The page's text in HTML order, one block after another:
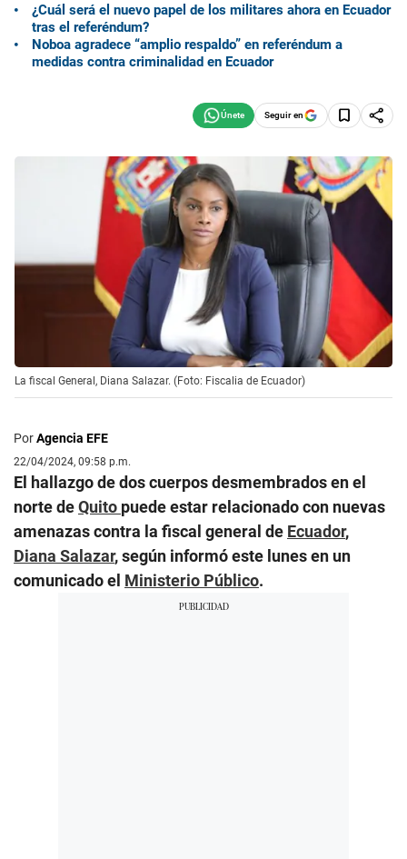
¿Cuál será el nuevo papel de los militares ahora en Ecuador
tras el referéndum?
Noboa agradece “amplio respaldo” en referéndum a
medidas contra criminalidad en Ecuador
Seguir en
La fiscal General, Diana Salazar. (Foto: Fiscalia de Ecuador)
PorAgencia EFE
22/04/2024, 09:58 p.m.
El hallazgo de dos cuerpos desmembrados en el
norte deQuito puede estar relacionado con nuevas
amenazas contra la fiscal general de Ecuador,
Diana Salazar, según informó este lunes en un
comunicado el Ministerio Público.